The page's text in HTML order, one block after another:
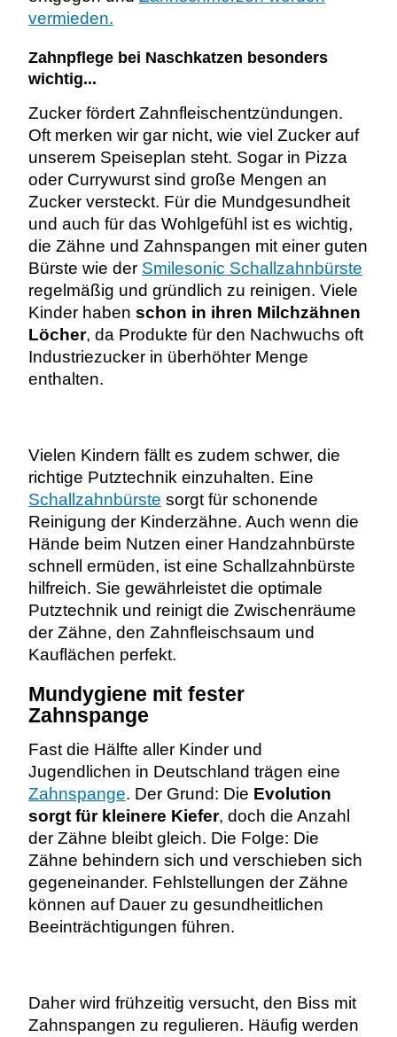
vermieden.
Zahnpflege bei Naschkatzen besonders
wichtig...
Zucker fördert Zahnfleischentzündungen.
Oft merken wir gar nicht, wie viel Zucker auf
unserem Speiseplan steht. Sogar in Pizza
oder Currywurst sind große Mengen an
Zucker versteckt. Für die Mundgesundheit
und auch für das Wohlgefühl ist es wichtig,
die Zähne und Zahnspangen mit einer guten
Bürste wie der Smilesonic Schallzahnbürste
regelmäßig und gründlich zu reinigen. Viele
Kinder haben schon in ihren Milchzähnen
Löcher, da Produkte für den Nachwuchs oft
Industriezucker in überhöhter Menge
enthalten.
Vielen Kindern fällt es zudem schwer, die
richtige Putztechnik einzuhalten. Eine
Schallzahnbürste sorgt für schonende
Reinigung der Kinderzähne. Auch wenn die
Hände beim Nutzen einer Handzahnbürste
schnell ermüden, ist eine Schallzahnbürste
hilfreich. Sie gewährleistet die optimale
Putztechnik und reinigt die Zwischenräume
der Zähne, den Zahnfleischsaum und
Kauflächen perfekt.
Mundygiene mit fester
Zahnspange
Fast die Hälfte aller Kinder und
Jugendlichen in Deutschland trägen eine
Zahnspange. Der Grund: Die Evolution
sorgt für kleinere Kiefer, doch die Anzahl
der Zähne bleibt gleich. Die Folge: Die
Zähne behindern sich und verschieben sich
gegeneinander. Fehlstellungen der Zähne
können auf Dauer zu gesundheitlichen
Beeinträchtigungen führen.
Daher wird frühzeitig versucht, den Biss mit
Zahnspangen zu regulieren. Häufig werden